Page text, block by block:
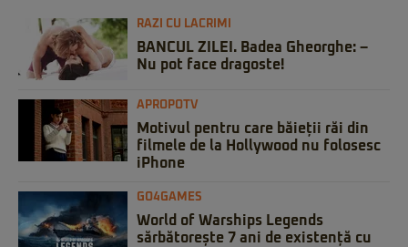
RAZI CU LACRIMI
BANCUL ZILEI. Badea Gheorghe: –
Nu pot face dragoste!
APROPOTV
Motivul pentru care băieții răi din
filmele de la Hollywood nu folosesc
iPhone
GO4GAMES
World of Warships Legends
sărbătorește 7 ani de existență cu